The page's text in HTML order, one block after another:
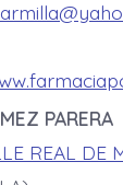
PARERA
REAL DE